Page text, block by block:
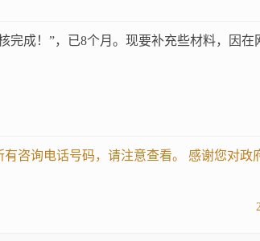
成！”，已8个月。现要补充些材料，因在
咨询电话号码，请注意查看。 感谢您对政